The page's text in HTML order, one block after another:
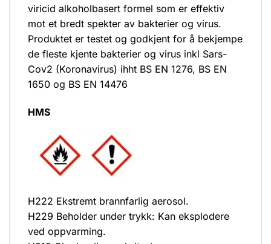
viricid alkoholbasert formel som er effektiv
mot et bredt spekter av bakterier og virus.
Produktet er testet og godkjent for å bekjempe
de fleste kjente bakterier og virus inkl Sars-
Cov2 (Koronavirus) ihht BS EN 1276, BS EN
1650 og BS EN 14476
HMS
H222 Ekstremt brannfarlig aerosol.
H229 Beholder under trykk: Kan eksplodere
ved oppvarming.